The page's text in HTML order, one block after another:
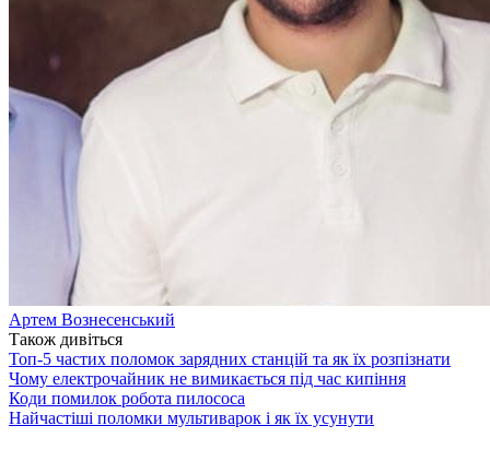
Артем Вознесенський
Також дивіться
Топ-5 частих поломок зарядних станцій та як їх розпізнати
Чому електрочайник не вимикається під час кипіння
Коди помилок робота пилососа
Найчастіші поломки мультиварок і як їх усунути